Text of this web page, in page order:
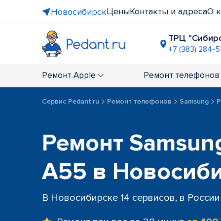
НовосибирскЦеныКонтакты и адресаО
ТРЦ
+7 (383) 284-
+7 (383)
ТЦ
+7 (383)
пл.
+7 (383)
Ремонт Apple Ремонт телефонов
Сервис Pedant.ru Ремонт телефонов Samsung
Ремонт
A55 в
В Новосибирске 14 сервисов, в